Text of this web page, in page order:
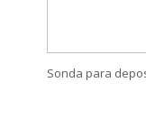
Sonda para